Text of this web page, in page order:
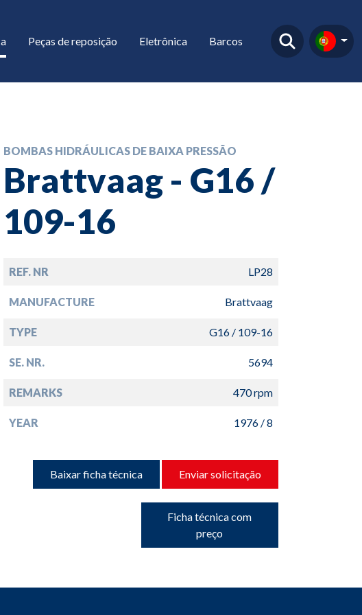
Peças de reposição Eletrônica Barcos
BOMBAS HIDRÁULICAS DE BAIXA PRESSÃO
Brattvaag - G16 /
109-16
REF. NR LP28
MANUFACTURE Brattvaag
TYPE G16 / 109-16
SE. NR. 5694
REMARKS 470 rpm
YEAR 1976 / 8
Baixar ficha técnica Enviar solicitação
Ficha técnica com
preço